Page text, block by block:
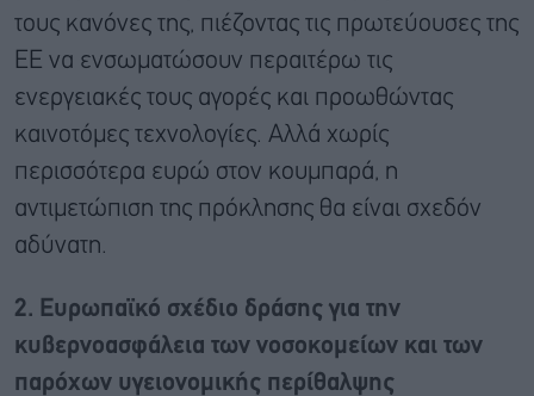
τους κανόνες της, πιέζοντας τις πρωτεύουσες της
ΕΕ να ενσωματώσουν περαιτέρω τις
ενεργειακές τους αγορές και προωθώντας
καινοτόμες τεχνολογίες. Αλλά χωρίς
περισσότερα ευρώ στον κουμπαρά, η
αντιμετώπιση της πρόκλησης θα είναι σχεδόν
αδύνατη.
2. Ευρωπαϊκό σχέδιο δράσης για την
κυβερνοασφάλεια των νοσοκομείων και των
παρόχων υγειονομικής περίθαλψης